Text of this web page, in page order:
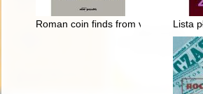
Roman coin finds from vicinity ofLista